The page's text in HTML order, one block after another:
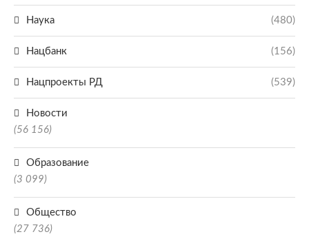
Наука (480)
Нацбанк (156)
Нацпроекты РД (539)
Новости
(56 156)
Образование
(3 099)
Общество
(27 736)